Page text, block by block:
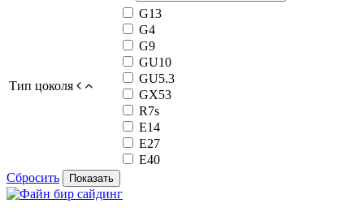
Тип цоколя
G13
G4
G9
GU10
GU5.3
GX53
R7s
Е14
Е27
Е40
Сбросить
Показать